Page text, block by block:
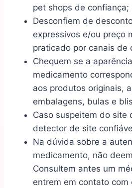
pet shops de confiança;
Desconfiem de
expressivos e/ou preço
praticado por canais de
Chequem se a
medicamento
aos produtos originais,
embalagens, bulas e
Caso suspeitem do site
detector de site
Na dúvida sobre a
medicamento, não
Consultem antes um
entrem em contato com